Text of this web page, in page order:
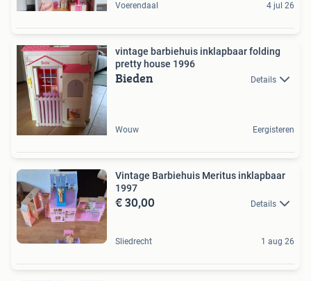
Voerendaal 4 jul 26
vintage barbiehuis inklapbaar folding
pretty house 1996
Bieden Details
Wouw Eergisteren
Vintage Barbiehuis Meritus inklapbaar
1997
€ 30,00 Details
Sliedrecht 1 aug 26